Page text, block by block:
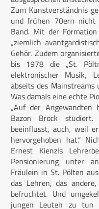
Zum Kunstverständnis
und frühen 70ern
Band. Mit der
„ziemlich
Gehör. Zudem
bis 1978 die „St.
elektronischer Musik,
abseits des
Was damals eine echte
„Auf der
Bazon Brock
beeinflusst, auch, weil
hervorgehoben hat.“
Ernest Kienzls
Pensionierung unter
Fräulein in St. Pölten
das Lehren, das
befruchtet. Und
jungen Leuten zu tun